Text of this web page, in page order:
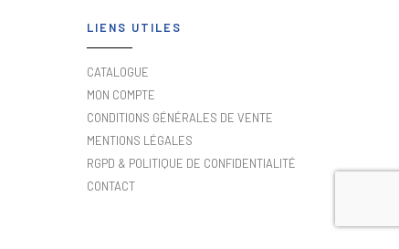
LIENS UTILES
CATALOGUE
MON COMPTE
CONDITIONS GÉNÉRALES DE VENTE
MENTIONS LÉGALES
RGPD & POLITIQUE DE CONFIDENTIALITÉ
CONTACT